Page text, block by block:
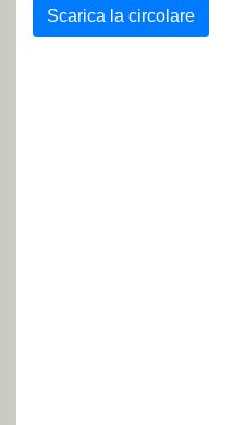
Scarica la circolare